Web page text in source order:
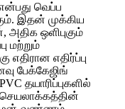
வெப்ப
இதன் முக்கிய
ஒளிபுகும்
மற்றும்
எதிர்ப்பு
பேக்கேஜிங்
தயாரிப்புகளில்
செயலாக்கத்தின்